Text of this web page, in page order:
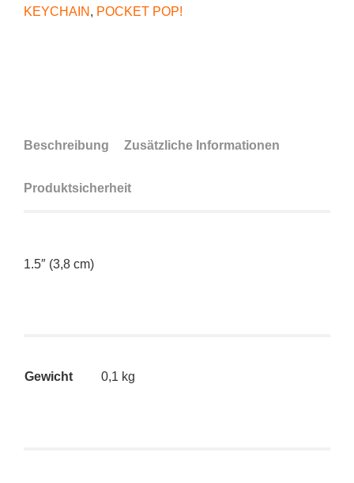
KEYCHAIN , POCKET POP!
Beschreibung Zusätzliche Informationen
Produktsicherheit
1.5″ (3,8 cm)
Gewicht 0,1 kg